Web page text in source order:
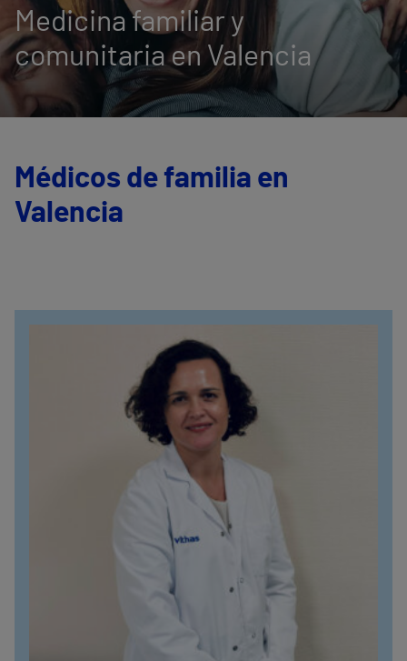
Medicina familiar y
comunitaria en Valencia
Médicos de familia en
Valencia